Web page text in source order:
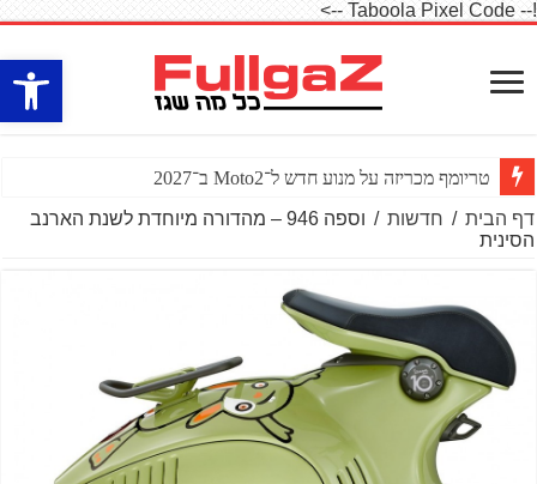
פתח
!-- Taboola Pixel Code -->
טריומף מכריזה על מנוע חדש ל־Moto2 ב־2027
דף הבית / חדשות /
וספה 946 – מהדורה מיוחדת לשנת הארנב
הסינית